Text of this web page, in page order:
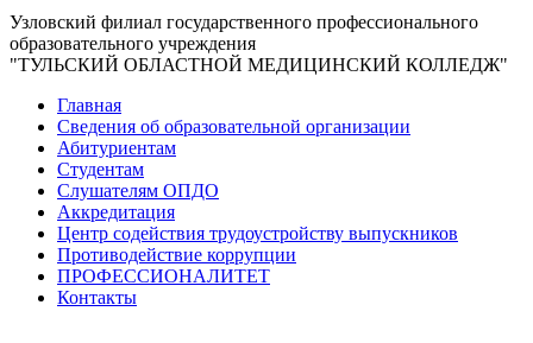
Узловский филиал государственного профессионального
образовательного учреждения
"ТУЛЬСКИЙ ОБЛАСТНОЙ МЕДИЦИНСКИЙ КОЛЛЕДЖ"
Главная
Сведения об образовательной организации
Абитуриентам
Студентам
Слушателям ОПДО
Аккредитация
Центр содействия трудоустройству выпускников
Противодействие коррупции
ПРОФЕССИОНАЛИТЕТ
Контакты